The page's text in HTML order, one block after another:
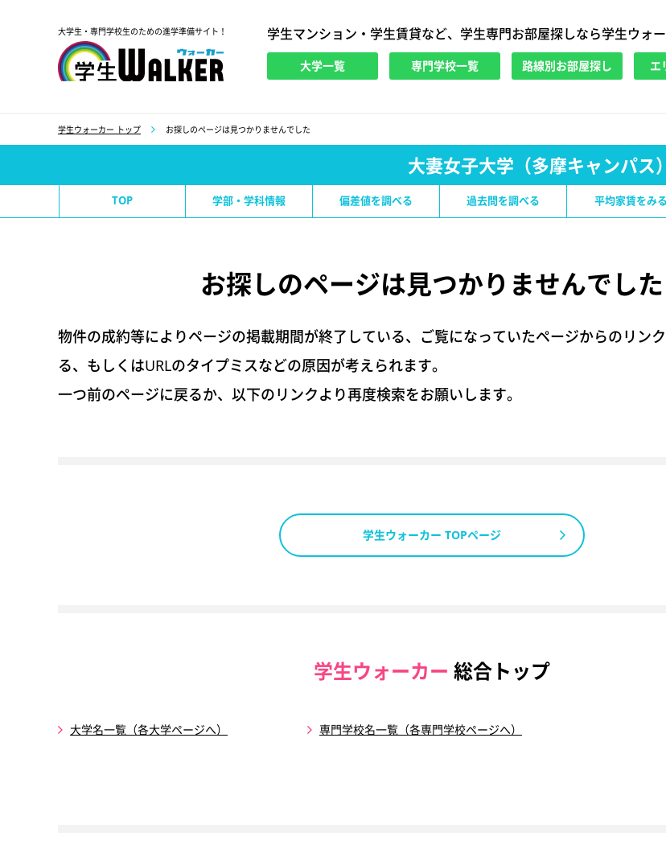
大学生・専門学校生のための進学準備サイト！ 学生マンション・学生賃貸など、学生専門お部屋探しなら学生ウォ
大学一覧 専門学校一覧 路線別お部屋探し エ
学生ウォーカー トップ お探しのページは見つかりませんでした
大妻女子大学（多摩キャンパス）
TOP 学部・学科情報 偏差値を調べる 過去問を調べる 平均家賃をみる
お探しのページは見つかりませんでした
物件の成約等によりページの掲載期間が終了している、ご覧になっていたページからのリン
る、もしくはURLのタイプミスなどの原因が考えられます。
一つ前のページに戻るか、以下のリンクより再度検索をお願いします。
学生ウォーカー TOPページ
学生ウォーカー 総合トップ
大学名一覧（各大学ページへ） 専門学校名一覧（各専門学校ページへ）